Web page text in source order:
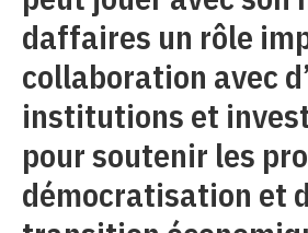
daffaires un rôle
collaboration avec
institutions et
pour soutenir les
démocratisation et